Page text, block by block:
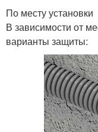
По месту установки
В зависимости от
варианты защиты: